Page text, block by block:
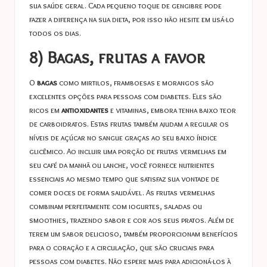
sua saúde geral. Cada pequeno toque de gengibre pode
fazer a diferença na sua dieta, por isso não hesite em usá-lo
todos os dias.
8) Bagas, frutas a favor
O bagas como mirtilos, framboesas e morangos são
excelentes opções para pessoas com diabetes. Eles são
ricos em antioxidantese vitaminas, embora tenha baixo teor
de carboidratos. Estas frutas também ajudam a regular os
níveis de açúcar no sangue graças ao seu baixo índice
glicêmico. Ao incluir uma porção de frutas vermelhas em
seu café da manhã ou lanche, você fornece nutrientes
essenciais ao mesmo tempo que satisfaz sua vontade de
comer doces de forma saudável. As frutas vermelhas
combinam perfeitamente com iogurtes, saladas ou
smoothies, trazendo sabor e cor aos seus pratos. Além de
terem um sabor delicioso, também proporcionam benefícios
para o coração e a circulação, que são cruciais para
pessoas com diabetes. Não espere mais para adicioná-los à